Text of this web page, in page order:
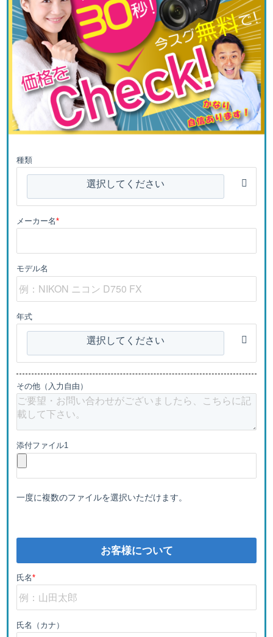
種類
選択してください
メーカー名*
モデル名
年式
選択してください
その他（入力自由）
添付ファイル1
一度に複数のファイルを選択いただけます。
お客様について
氏名*
氏名（カナ）